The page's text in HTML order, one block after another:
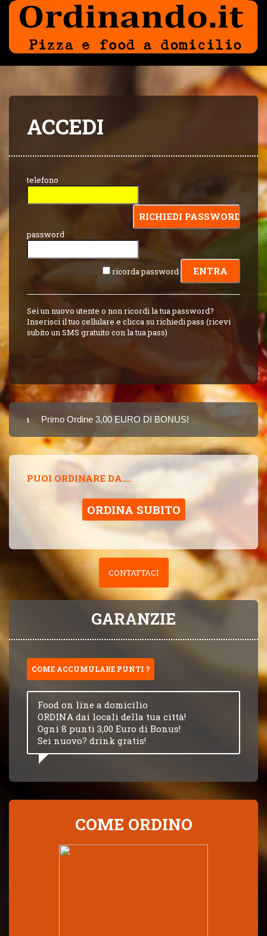
ACCEDI
telefono
password
ricorda password
Sei un nuovo utente o non ricordi la tua password?
Inserisci il tuo cellulare e clicca su richiedi pass (ricevi
subito un SMS gratuito con la tua pass)
Primo Ordine 3,00 EURO DI BONUS!
8 PUNTI 3,00
PUOI ORDINARE DA....
ORDINA SUBITO
CONTATTACI
GARANZIE
COME ACCUMULARE PUNTI ?
Food on line a domicilio
ORDINA dai locali della tua città!
Ogni 8 punti 3,00 Euro di Bonus!
Sei nuovo? drink gratis!
COME ORDINO